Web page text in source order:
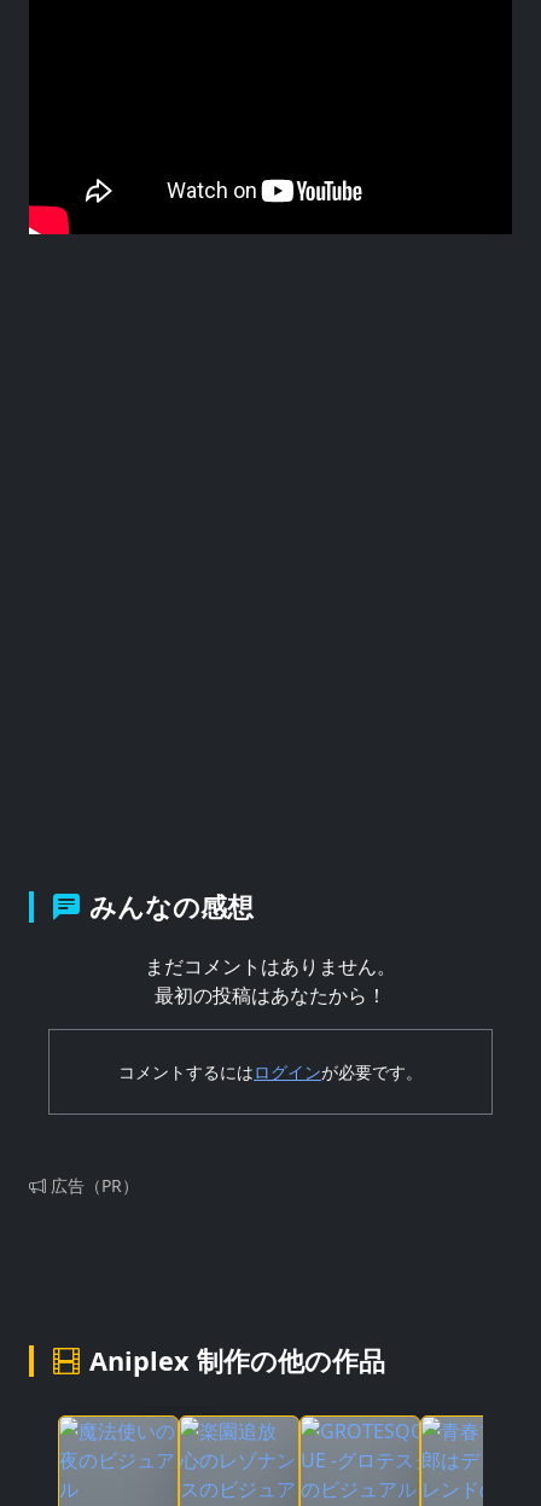
みんなの感想
まだコメントはありません。
最初の投稿はあなたから！
コメントするにはログインが必要です。
広告（PR）
Aniplex 制作の他の作品